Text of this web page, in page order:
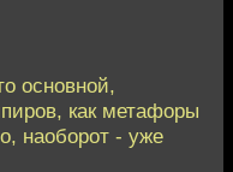
основной,
как метафоры
наоборот - уже